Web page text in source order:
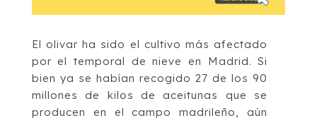
El olivar ha sido el cultivo más afectado
por el temporal de nieve en Madrid. Si
bien ya se habían recogido 27 de los 90
millones de kilos de aceitunas que se
producen en el campo madrileño, aún